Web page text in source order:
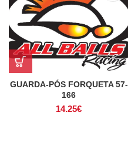
GUARDA-PÓS FORQUETA 57-
166
14.25€